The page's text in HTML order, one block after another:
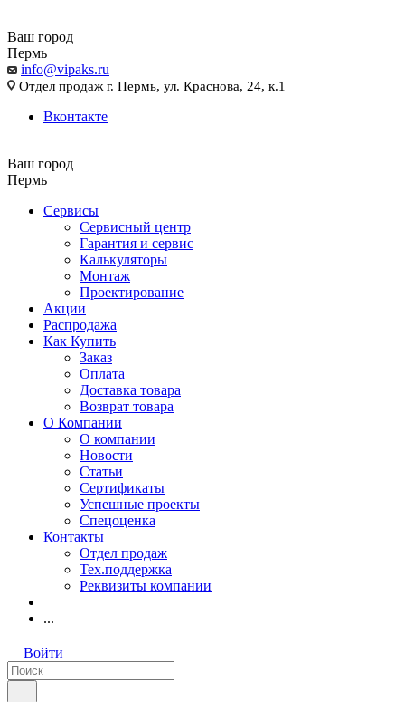
Ваш город
Пермь
info@vipaks.ru
Отдел продаж г. Пермь, ул. Краснова, 24, к.1
Вконтакте
Ваш город
Пермь
Сервисы
Сервисный центр
Гарантия и сервис
Калькуляторы
Монтаж
Проектирование
Акции
Распродажа
Как Купить
Заказ
Оплата
Доставка товара
Возврат товара
О Компании
О компании
Новости
Статьи
Сертификаты
Успешные проекты
Спецоценка
Контакты
Отдел продаж
Тех.поддержка
Реквизиты компании
...
Войти